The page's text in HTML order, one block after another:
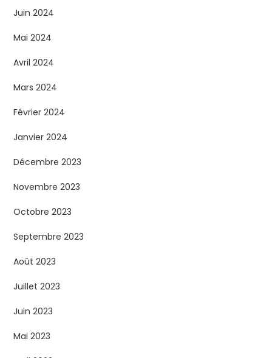
Juin 2024
Mai 2024
Avril 2024
Mars 2024
Février 2024
Janvier 2024
Décembre 2023
Novembre 2023
Octobre 2023
Septembre 2023
Août 2023
Juillet 2023
Juin 2023
Mai 2023